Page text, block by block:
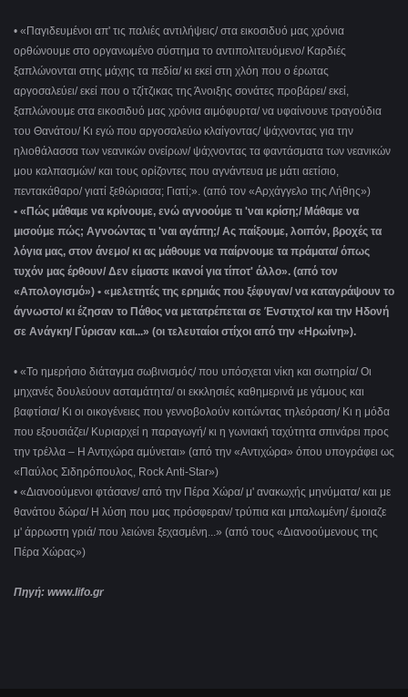
• «Παγιδευμένοι απ' τις παλιές αντιλήψεις/ στα εικοσιδυό μας χρόνια
ορθώνουμε στο οργανωμένο σύστημα το αντιπολιτευόμενο/ Καρδιές
ξαπλώνονται στης μάχης τα πεδία/ κι εκεί στη χλόη που ο έρωτας
αργοσαλεύει/ εκεί που ο τζίτζικας της Άνοιξης σονάτες προβάρει/ εκεί,
ξαπλώνουμε στα εικοσιδυό μας χρόνια αιμόφυρτα/ να υφαίνουνε τραγούδια
του Θανάτου/ Κι εγώ που αργοσαλεύω κλαίγοντας/ ψάχνοντας για την
ηλιοθάλασσα των νεανικών ονείρων/ ψάχνοντας τα φαντάσματα των νεανικών
μου καλπασμών/ και τους ορίζοντες που αγνάντευα με μάτι αετίσιο,
πεντακάθαρο/ γιατί ξεθώριασα; Γιατί;». (από τον «Αρχάγγελο της Λήθης»)
• «Πώς μάθαμε να κρίνουμε, ενώ αγνοούμε τι 'ναι κρίση;/ Μάθαμε να
μισούμε πώς; Αγνοώντας τι 'ναι αγάπη;/ Ας παίξουμε, λοιπόν, βροχές τα
λόγια μας, στον άνεμο/ κι ας μάθουμε να παίρνουμε τα πράματα/ όπως
τυχόν μας έρθουν/ Δεν είμαστε ικανοί για τίποτ' άλλο». (από τον
«Απολογισμό») • «μελετητές της ερημιάς που ξέφυγαν/ να καταγράψουν το
άγνωστο/ κι έζησαν το Πάθος να μετατρέπεται σε Ένστιχτο/ και την Ηδονή
σε Ανάγκη/ Γύρισαν και...» (οι τελευταίοι στίχοι από την «Ηρωίνη»).
• «Το ημερήσιο διάταγμα σωβινισμός/ που υπόσχεται νίκη και σωτηρία/ Οι
μηχανές δουλεύουν ασταμάτητα/ οι εκκλησιές καθημερινά με γάμους και
βαφτίσια/ Κι οι οικογένειες που γεννοβολούν κοιτώντας τηλεόραση/ Κι η μόδα
που εξουσιάζει/ Κυριαρχεί η παραγωγή/ κι η γωνιακή ταχύτητα σπινάρει προς
την τρέλλα ‒ Η Αντιχώρα αμύνεται» (από την «Αντιχώρα» όπου υπογράφει ως
«Παύλος Σιδηρόπουλος, Rock Anti-Star»)
• «Διανοούμενοι φτάσανε/ από την Πέρα Χώρα/ μ' ανακωχής μηνύματα/ και με
θανάτου δώρα/ Η λύση που μας πρόσφεραν/ τρύπια και μπαλωμένη/ έμοιαζε
μ' άρρωστη γριά/ που λειώνει ξεχασμένη...» (από τους «Διανοούμενους της
Πέρα Χώρας»)
Πηγή: www.lifo.gr